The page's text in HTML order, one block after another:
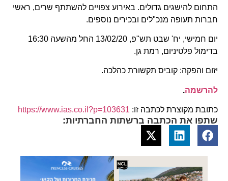
התחום להישגים גדולים. באירוע צפויים להשתתף שרים, ראשי
חברות תעופה מנכ"לים ובכירים נוספים.
יום חמישי, יח' שבט תש"פ, 13/02/20 החל מהשעה 16:30
בדימול פלטיניום, רמת גן.
יזום והפקה: קוביס תקשורת כהלכה.
להרשמה.
כתובת מקוצרת לכתבה זו: https://www.ias.co.il?p=103631
שתפו את הכתבה ברשתות החברתיות: